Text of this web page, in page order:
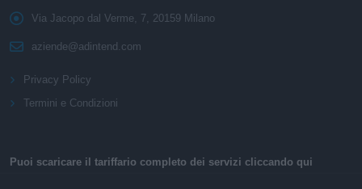
Via Jacopo dal Verme, 7, 20159 Milano
aziende@adintend.com
Privacy Policy
Termini e Condizioni
Puoi scaricare il tariffario completo dei servizi cliccando qui